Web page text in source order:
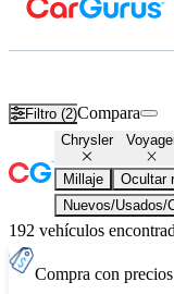
Filtro (2)Compara
Chrysler
Millaje Ocultar
Nuevos/Usados/
192 vehículos
Compra con